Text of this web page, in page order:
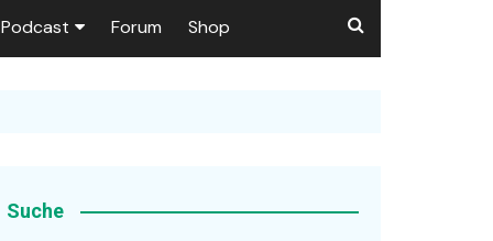
Podcast Forum Shop
Suche